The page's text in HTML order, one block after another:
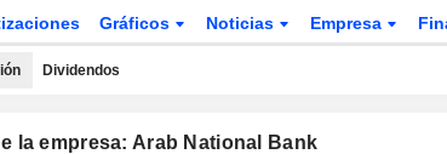
Gráficos Noticias Empresa
Dividendos
la empresa: Arab National Bank